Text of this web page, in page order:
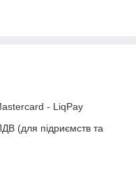
- LiqPay
(для підриємств та